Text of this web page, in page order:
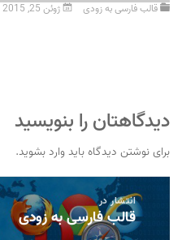
قالب فارسی به زودی ژوئن 25, 2015
دیدگاهتان را بنویسید
برای نوشتن دیدگاه بایدوارد بشوید.
راهبری
نوشته
انتشار در
قالب فارسی به زودی